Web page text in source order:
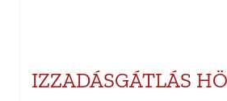
IZZADÁSGÁTLÁS